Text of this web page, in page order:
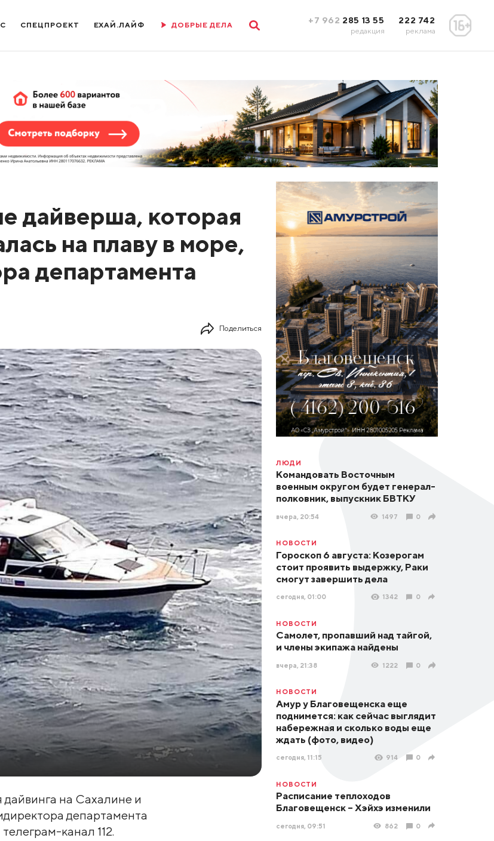
СПЕЦПРОЕКТ ЕХАЙ.ЛАЙФ ДОБРЫЕ ДЕЛА +7 962 285 13 55
редакция
222 742
реклама
дайверша, которая
на плаву в море,
департамента
Поделиться
на Сахалине и
департамента
канал 112.
ЛЮДИ
Командовать Восточным
военным округом будет генерал-
полковник, выпускник БВТКУ
вчера, 20:54 1497 0
НОВОСТИ
Гороскоп 6 августа: Козерогам
стоит проявить выдержку, Раки
смогут завершить дела
сегодня, 01:00 1342 0
НОВОСТИ
Самолет, пропавший над тайгой,
и члены экипажа найдены
вчера, 21:38 1222 0
НОВОСТИ
Амур у Благовещенска еще
поднимется: как сейчас выглядит
набережная и сколько воды еще
ждать (фото, видео)
сегодня, 11:15 914 0
НОВОСТИ
Расписание теплоходов
Благовещенск – Хэйхэ изменили
сегодня, 09:51 862 0